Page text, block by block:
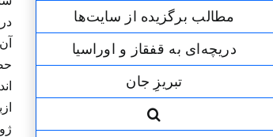
مطالب برگزیده از سایت‌ها
دریچه‌ای به قفقاز و اوراسیا
تبریزِ جان